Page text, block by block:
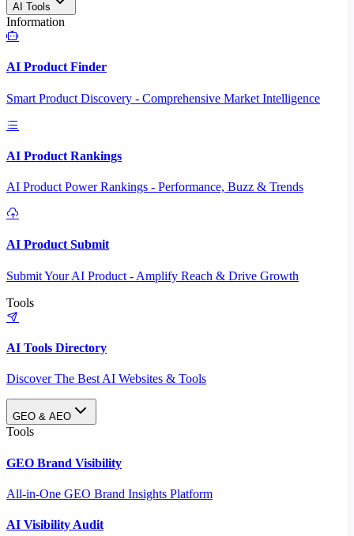
AI Tools
Information
AI Product Finder
Smart Product Discovery - Comprehensive Market Intelligence
AI Product Rankings
AI Product Power Rankings - Performance, Buzz & Trends
AI Product Submit
Submit Your AI Product - Amplify Reach & Drive Growth
Tools
AI Tools Directory
Discover The Best AI Websites & Tools
GEO & AEO
Tools
GEO Brand Visibility
All-in-One GEO Brand Insights Platform
AI Visibility Audit